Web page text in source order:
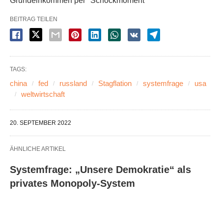
BEITRAG TEILEN
TAGS:
china fed russland Stagflation systemfrage
usa
weltwirtschaft
20. SEPTEMBER 2022
ÄHNLICHE ARTIKEL
Systemfrage: „Unsere Demokratie“ als
privates Monopoly-System